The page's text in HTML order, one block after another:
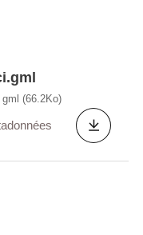
gml (66.2Ko)